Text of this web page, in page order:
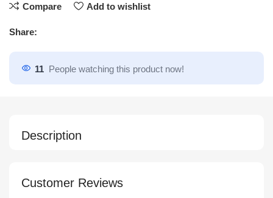
Compare Add to wishlist
Share:
11 People watching this product now!
Description
Customer Reviews